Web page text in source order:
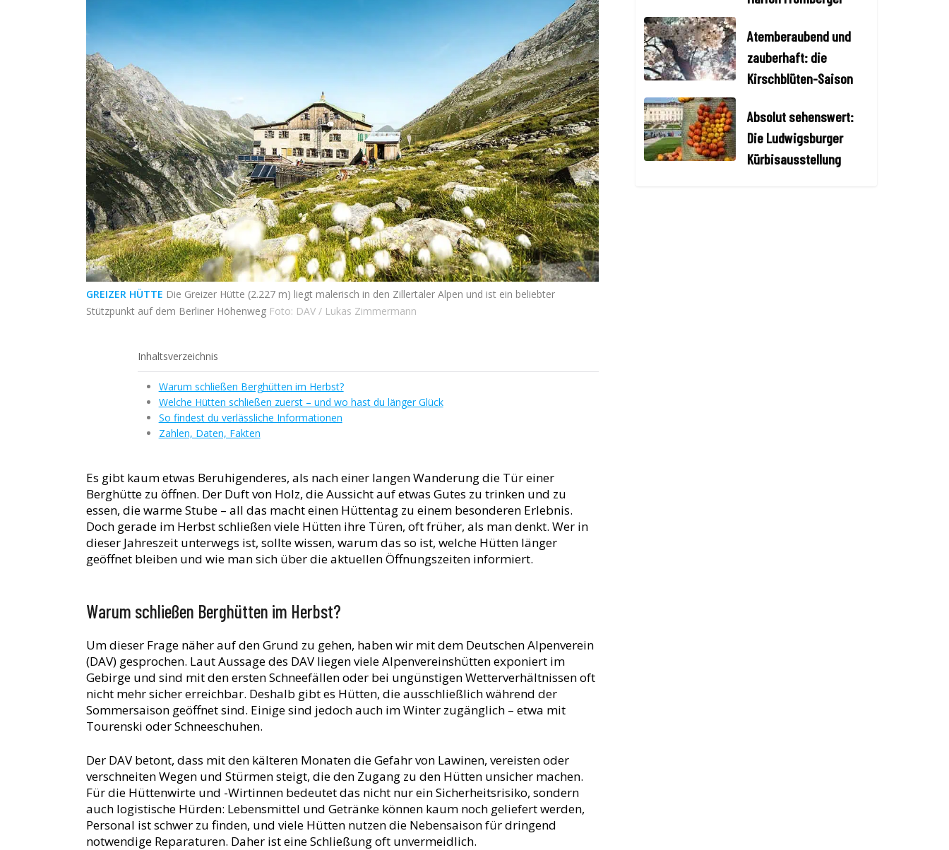
GREIZER HÜTTE Die Greizer Hütte (2.227 m) liegt malerisch in den Zillertaler Alpen und ist ein beliebter
Stützpunkt auf dem Berliner Höhenweg Foto: DAV / Lukas Zimmermann
Inhaltsverzeichnis
Warum schließen Berghütten im Herbst?
Welche Hütten schließen zuerst – und wo hast du länger Glück
So findest du verlässliche Informationen
Zahlen, Daten, Fakten
Es gibt kaum etwas Beruhigenderes, als nach einer langen Wanderung die Tür einer
Berghütte zu öffnen. Der Duft von Holz, die Aussicht auf etwas Gutes zu trinken und zu
essen, die warme Stube – all das macht einen Hüttentag zu einem besonderen Erlebnis.
Doch gerade im Herbst schließen viele Hütten ihre Türen, oft früher, als man denkt. Wer in
dieser Jahreszeit unterwegs ist, sollte wissen, warum das so ist, welche Hütten länger
geöffnet bleiben und wie man sich über die aktuellen Öffnungszeiten informiert.
Warum schließen Berghütten im Herbst?
Um dieser Frage näher auf den Grund zu gehen, haben wir mit dem Deutschen Alpenverein
(DAV) gesprochen. Laut Aussage des DAV liegen viele Alpenvereinshütten exponiert im
Gebirge und sind mit den ersten Schneefällen oder bei ungünstigen Wetterverhältnissen oft
nicht mehr sicher erreichbar. Deshalb gibt es Hütten, die ausschließlich während der
Sommersaison geöffnet sind. Einige sind jedoch auch im Winter zugänglich – etwa mit
Tourenski oder Schneeschuhen.
Der DAV betont, dass mit den kälteren Monaten die Gefahr von Lawinen, vereisten oder
verschneiten Wegen und Stürmen steigt, die den Zugang zu den Hütten unsicher machen.
Für die Hüttenwirte und -Wirtinnen bedeutet das nicht nur ein Sicherheitsrisiko, sondern
auch logistische Hürden: Lebensmittel und Getränke können kaum noch geliefert werden,
Personal ist schwer zu finden, und viele Hütten nutzen die Nebensaison für dringend
notwendige Reparaturen. Daher ist eine Schließung oft unvermeidlich.
Atemberaubend und
zauberhaft: die
Kirschblüten-Saison
Absolut sehenswert:
Die Ludwigsburger
Kürbisausstellung